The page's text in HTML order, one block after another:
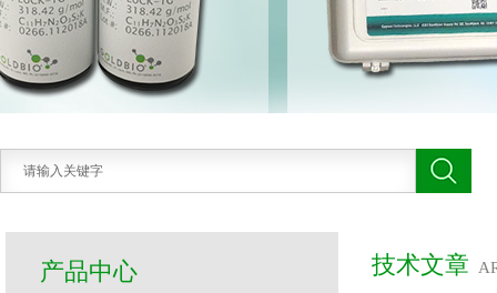
技术文章
产品中心